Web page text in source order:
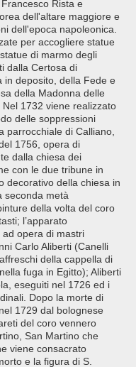
Rista e
dell'altare maggiore e
dell'epoca napoleonica.
per accogliere statue
di marmo degli
dalla Certosa di
in deposito, della Fede e
della Madonna delle
1732 viene realizzato
delle soppressioni
parrocchiale di Calliano,
1756, opera di
dalla chiesa dei
con le due tribune in
decorativo della chiesa in
seconda metà
della volta del coro
l’apparato
opera di mastri
Carlo Aliberti (Canelli
della cappella di
fuga in Egitto); Aliberti
eseguiti nel 1726 ed i
Dopo la morte di
1729 dal bolognese
del coro vennero
San Martino che
viene consacrato
e la figura di S.